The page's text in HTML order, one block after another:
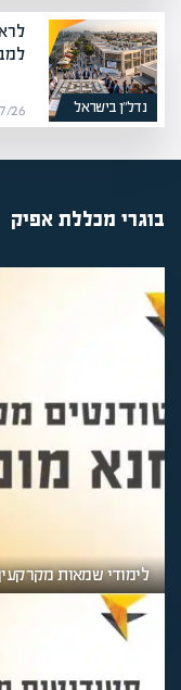
נדל”ן בישראל 07/07/26 (כ״ב
בוגרי מכללת אפיק
לימודי שמאות